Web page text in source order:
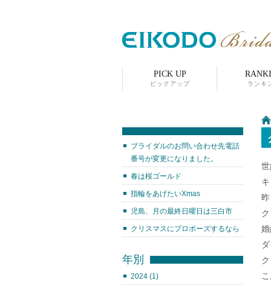
PICK UP
ピックアップ ランキ
ブライダルのお問い合わせ先電話
番号が変更になりました。
春は桜ゴールド
指輪をあげたいXmas
児島、月の最終日曜日は三白市
クリスマスにプロポーズするなら
年別
2024 (1)
キ